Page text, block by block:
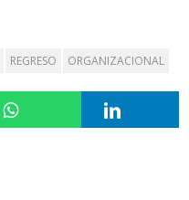
REGRESO ORGANIZACIONAL